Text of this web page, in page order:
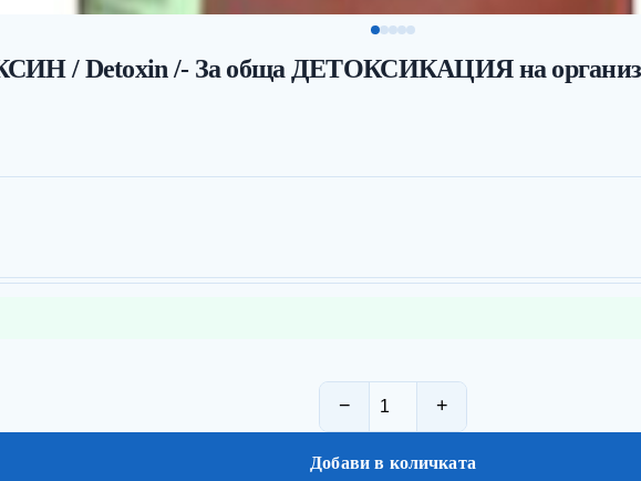
/ Detoxin /- За обща ДЕТОКСИКАЦИЯ на
− +
Добави в количката